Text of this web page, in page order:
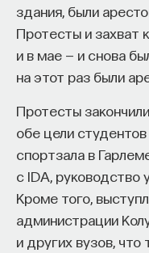
здания, были
Протесты и захват
и в мае — и снова
на этот раз были
Протесты
обе цели
спортзала в
с IDA, руководство
Кроме того,
администрации
и других вузов,